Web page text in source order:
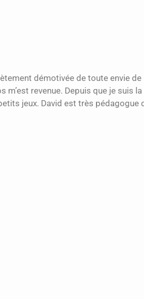
démotivée de toute envie de
m’est revenue. Depuis que je suis
jeux. David est très pédagogue